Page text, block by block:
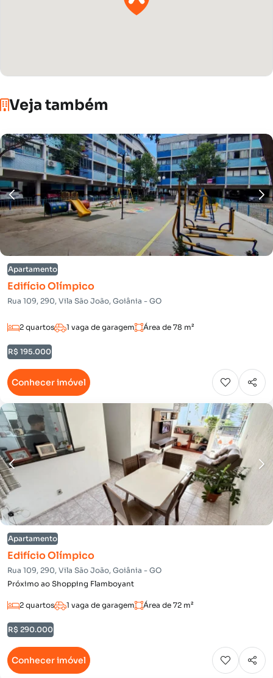
Veja também
Apartamento
Edifício Olímpico
Rua 109, 290, Vila São João, Goiânia - GO
2 quartos 1 vaga de garagem Área de 78 m²
R$ 195.000
Conhecer imóvel
Apartamento
Edifício Olímpico
Rua 109, 290, Vila São João, Goiânia - GO
Próximo ao Shopping Flamboyant
2 quartos 1 vaga de garagem Área de 72 m²
R$ 290.000
Conhecer imóvel